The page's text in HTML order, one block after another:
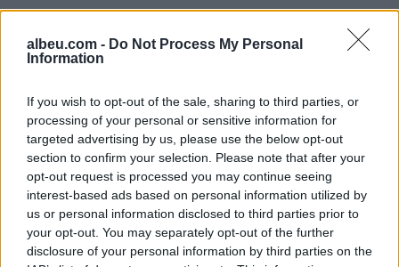
albeu.com - Do Not Process My Personal
Information
If you wish to opt-out of the sale, sharing to third parties, or
processing of your personal or sensitive information for
targeted advertising by us, please use the below opt-out
section to confirm your selection. Please note that after your
opt-out request is processed you may continue seeing
interest-based ads based on personal information utilized by
us or personal information disclosed to third parties prior to
your opt-out. You may separately opt-out of the further
disclosure of your personal information by third parties on the
Shtuarmë9.06.2023 13:58
Tags:
Saturni retrogradë
Saturni retrogradë
horoskop